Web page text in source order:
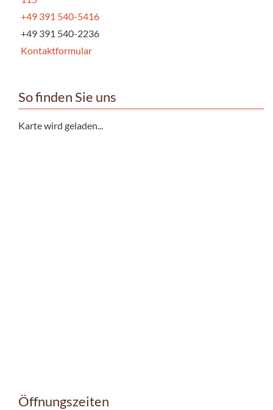
+49 391 540-5416
+49 391 540-2236
Kontaktformular
So finden Sie uns
Karte wird geladen...
Öffnungszeiten